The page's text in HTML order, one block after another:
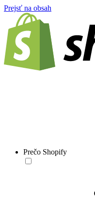
Prejsť na obsah
Prečo Shopify